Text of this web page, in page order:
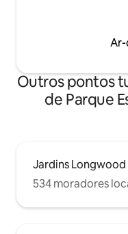
Outros pontos
de Parque
Jardins Longwood
534 moradores